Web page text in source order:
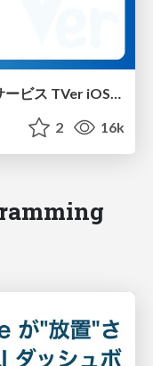
月間4.5億回再生を超える大規模サービス TVer iOSアプリのリアーキテクチャ戦略 - iOSDC2024
2 16k